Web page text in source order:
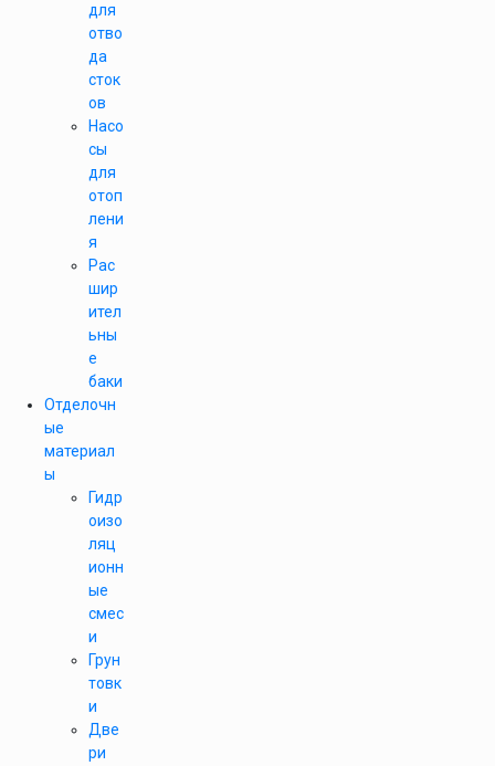
для
отво
да
сток
ов
Насо
сы
для
отоп
лени
я
Рас
шир
ител
ьны
е
баки
Отделочн
ые
материал
ы
Гидр
оизо
ляц
ионн
ые
смес
и
Грун
товк
и
Две
ри